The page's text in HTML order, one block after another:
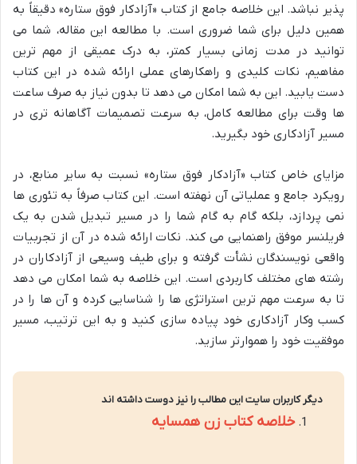
پذیر نباشد. این خلاصه جامع از کتاب «آزادکار فوق ستاره» دقیقاً به
همین دلیل برای شما ضروری است. با مطالعه این مقاله، شما می
توانید در مدت زمانی بسیار کمتر، به درک عمیقی از مهم ترین
مفاهیم، نکات کلیدی و راهکارهای عملی ارائه شده در این کتاب
دست یابید. این به شما امکان می دهد تا بدون نیاز به صرف ساعت
ها وقت برای مطالعه کامل، به سرعت تصمیمات آگاهانه تری در
مسیر آزادکاری خود بگیرید.
مزایای خاص کتاب «آزادکار فوق ستاره» نسبت به سایر منابع، در
رویکرد جامع و عملیاتی آن نهفته است. این کتاب صرفاً به تئوری ها
نمی پردازد، بلکه گام به گام شما را در مسیر تبدیل شدن به یک
فریلنسر موفق راهنمایی می کند. نکات ارائه شده در آن از تجربیات
واقعی نویسندگان نشأت گرفته و برای طیف وسیعی از آزادکاران در
رشته های مختلف کاربردی است. این خلاصه به شما امکان می دهد
تا به سرعت مهم ترین استراتژی ها را شناسایی کرده و آن ها را در
کسب وکار آزادکاری خود پیاده سازی کنید و به این ترتیب، مسیر
موفقیت خود را هموارتر سازید.
دیگر کاربران سایت این مطالب را نیز دوست داشته اند
خلاصه کتاب زن همسایه